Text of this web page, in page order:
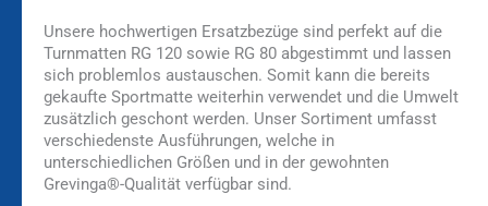
Unsere hochwertigen Ersatzbezüge sind perfekt auf die
Turnmatten RG 120 sowie RG 80 abgestimmt und lassen
sich problemlos austauschen. Somit kann die bereits
gekaufte Sportmatte weiterhin verwendet und die Umwelt
zusätzlich geschont werden. Unser Sortiment umfasst
verschiedenste Ausführungen, welche in
unterschiedlichen Größen und in der gewohnten
Grevinga®-Qualität verfügbar sind.